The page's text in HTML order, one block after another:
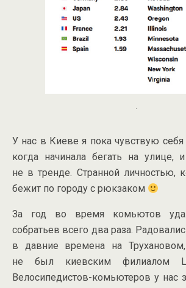
У нас в Киеве я пока чувствую себя
когда начинала бегать на
не в тренде. Странной личностью,
бежит по городу с рюкзаком
За год во время комьютов
собратьев всего два раза.
в давние времена на
не был киевским филиалом
Велосипедистов-комьютеров у нас